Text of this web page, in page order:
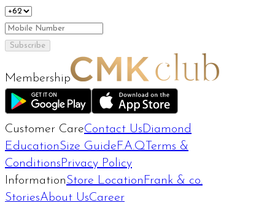
Subscribe
Membership
Customer CareContact Us Diamond
EducationSize Guide F.A.Q Terms &
Conditions Privacy Policy
InformationStore Location Frank & co.
StoriesAbout UsCareer